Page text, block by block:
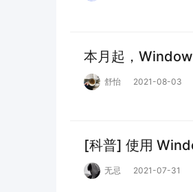
本月起，
舒怡 2021-08-03
[科普] 使用
无忌 2021-07-31